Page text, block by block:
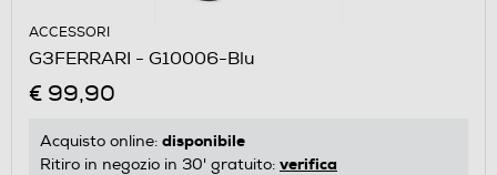
ACCESSORI
G3FERRARI - G10006-Blu
€ 99,90
Acquisto online: disponibile
Ritiro in negozio in 30' gratuito: verifica